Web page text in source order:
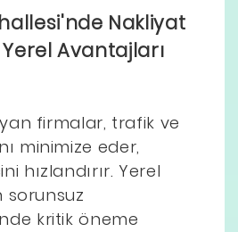
Nakliyat
Avantajları
firmalar, trafik ve
minimize eder,
hızlandırır. Yerel
sorunsuz
kritik öneme